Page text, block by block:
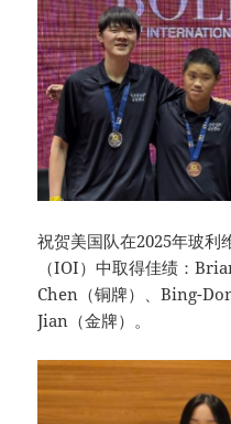
祝贺美国队在2025年玻利
（IOI）中取得佳绩：
Chen（铜牌）、Bing-
Jian（金牌）。